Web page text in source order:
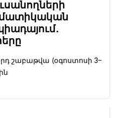
շաբաթվա (օգոստոսի 3–